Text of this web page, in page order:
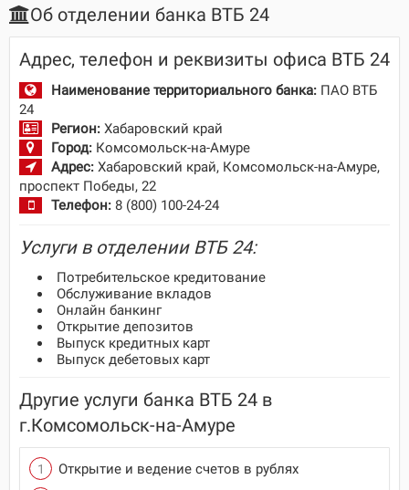
Об отделении банка ВТБ 24
Адрес, телефон и реквизиты офиса ВТБ 24
Наименование территориального банка: ПАО ВТБ
24
Регион: Хабаровский край
Город: Комсомольск-на-Амуре
Адрес: Хабаровский край, Комсомольск-на-Амуре,
проспект Победы, 22
Телефон: 8 (800) 100-24-24
Услуги в отделении ВТБ 24:
Потребительское кредитование
Обслуживание вкладов
Онлайн банкинг
Открытие депозитов
Выпуск кредитных карт
Выпуск дебетовых карт
Другие услуги банка ВТБ 24 в
г.Комсомольск-на-Амуре
Открытие и ведение счетов в рублях